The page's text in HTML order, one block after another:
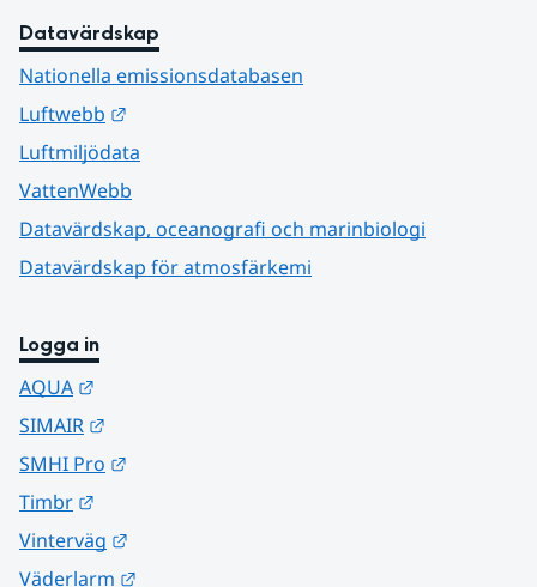
Datavärdskap
Nationella emissionsdatabasen
Luftwebb
Luftmiljödata
VattenWebb
Datavärdskap, oceanografi och marinbiologi
Datavärdskap för atmosfärkemi
Logga in
AQUA
SIMAIR
SMHI Pro
Timbr
Vinterväg
Väderlarm